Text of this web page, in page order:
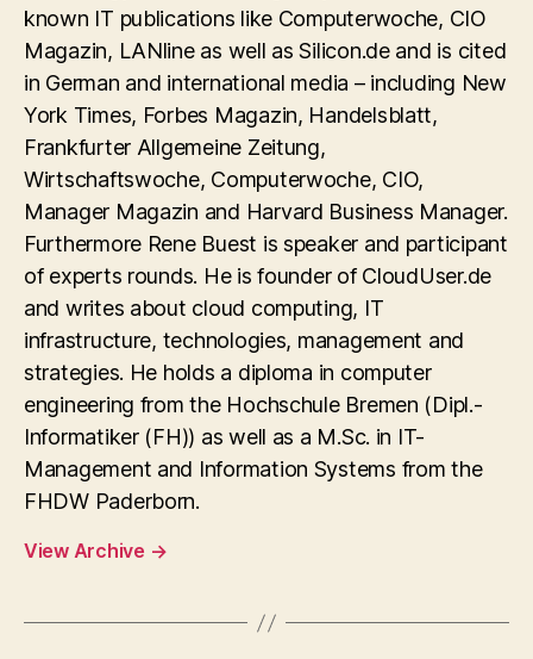
known IT publications like Computerwoche, CIO
Magazin, LANline as well as Silicon.de and is cited
in German and international media – including New
York Times, Forbes Magazin, Handelsblatt,
Frankfurter Allgemeine Zeitung,
Wirtschaftswoche, Computerwoche, CIO,
Manager Magazin and Harvard Business Manager.
Furthermore Rene Buest is speaker and participant
of experts rounds. He is founder of CloudUser.de
and writes about cloud computing, IT
infrastructure, technologies, management and
strategies. He holds a diploma in computer
engineering from the Hochschule Bremen (Dipl.-
Informatiker (FH)) as well as a M.Sc. in IT-
Management and Information Systems from the
FHDW Paderborn.
View Archive →